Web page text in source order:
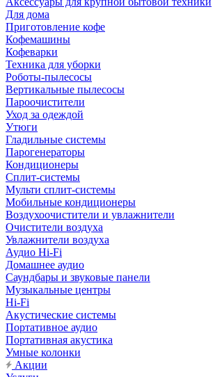
Для дома
Приготовление кофе
Кофемашины
Кофеварки
Техника для уборки
Роботы-пылесосы
Вертикальные пылесосы
Пароочистители
Уход за одеждой
Утюги
Гладильные системы
Парогенераторы
Кондиционеры
Сплит-системы
Мульти сплит-системы
Мобильные кондиционеры
Воздухоочистители и увлажнители
Очистители воздуха
Увлажнители воздуха
Аудио Hi-Fi
Домашнее аудио
Саундбары и звуковые панели
Музыкальные центры
Hi-Fi
Акустические системы
Портативное аудио
Портативная акустика
Умные колонки
Акции